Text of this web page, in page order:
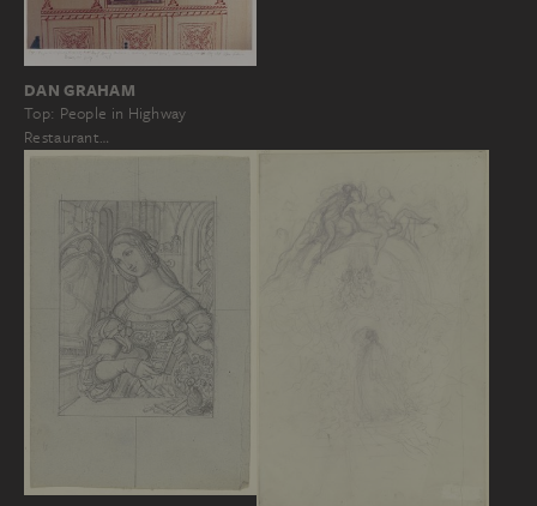
DAN GRAHAM
Top: People in Highway
Restaurant…